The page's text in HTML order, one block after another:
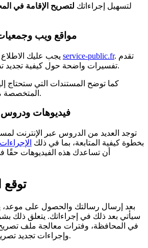
لتسهيل إجراءاتك لتصريح الإقامة في
مواقع ويب
service-public.fr. تقدم
تفسيرات واضحة حول كيفية تجديد تصريح الإقامة الخاص بك.
كما توضح المستندات التي ستحتاج
المتخصصة موجودة لمساعدتك أيضًا.
فيديوهات ودروس
توجد العديد من الدروس عبر الإنترنت
بخطوة كيفية المتابعة، بما في ذلك
أن تساعدك هذه الفيديوهات
توقع
بعد إرسال رسالتك والحصول على موعد،
سيأتي بعد ذلك في إجراءاتك. يتعلق ذلك
في المحافظة، وفترات معالجة ملف
وإجراءات تجديد تصريح الإقامة في المحافظة.